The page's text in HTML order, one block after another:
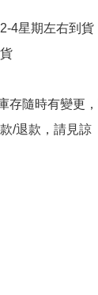
4星期左右到
存隨時有變更
/退款，請見諒